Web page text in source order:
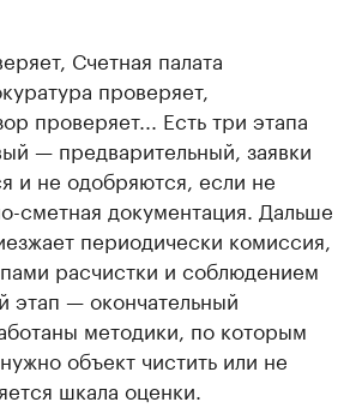
Счетная палата
проверяет,
проверяет... Есть три этапа
— предварительный, заявки
и не одобряются, если не
сметная документация. Дальше
периодически комиссия,
расчистки и соблюдением
этап — окончательный
методики, по которым
объект чистить или не
шкала оценки.